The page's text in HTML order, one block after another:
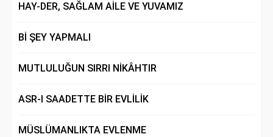
HAY-DER, SAĞLAM AİLE VE YUVAMIZ
Bİ ŞEY YAPMALI
MUTLULUĞUN SIRRI NİKÂHTIR
ASR-I SAADETTE BİR EVLİLİK
MÜSLÜMANLIKTA EVLENME